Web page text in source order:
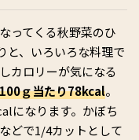
ってくる秋野菜のひ
と、いろいろな料理で
カロリーが気になる
ｇ当たり78kcal。
になります。かぼち
どで1/4カットとして